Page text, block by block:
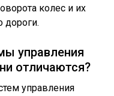
колес и их
дороги.
управления
отличаются?
управления